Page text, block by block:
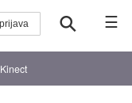
☰